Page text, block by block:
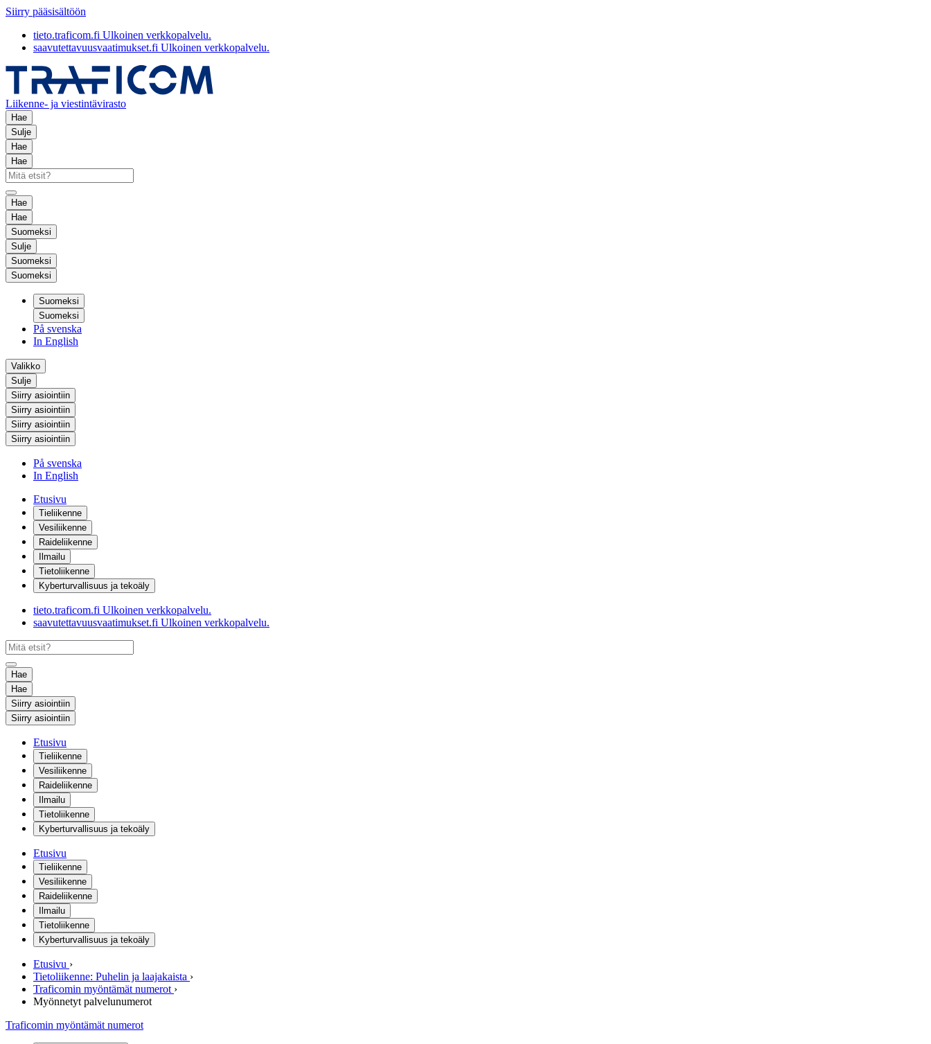
Siirry pääsisältöön
tieto.traficom.fi Ulkoinen verkkopalvelu.
saavutettavuusvaatimukset.fi Ulkoinen verkkopalvelu.
Liikenne- ja viestintävirasto
Hae
Sulje
Hae
Hae
Hae
Hae
Suomeksi
Sulje
Suomeksi
Suomeksi
Suomeksi
Suomeksi
På svenska
In English
Valikko
Sulje
Siirry asiointiin
Siirry asiointiin
Siirry asiointiin
Siirry asiointiin
På svenska
In English
Etusivu
Tieliikenne
Vesiliikenne
Raideliikenne
Ilmailu
Tietoliikenne
Kyberturvallisuus ja tekoäly
tieto.traficom.fi Ulkoinen verkkopalvelu.
saavutettavuusvaatimukset.fi Ulkoinen verkkopalvelu.
Hae
Hae
Siirry asiointiin
Siirry asiointiin
Etusivu
Tieliikenne
Vesiliikenne
Raideliikenne
Ilmailu
Tietoliikenne
Kyberturvallisuus ja tekoäly
Etusivu
Tieliikenne
Vesiliikenne
Raideliikenne
Ilmailu
Tietoliikenne
Kyberturvallisuus ja tekoäly
Etusivu ›
Tietoliikenne: Puhelin ja laajakaista ›
Traficomin myöntämät numerot ›
Myönnetyt palvelunumerot
Traficomin myöntämät numerot